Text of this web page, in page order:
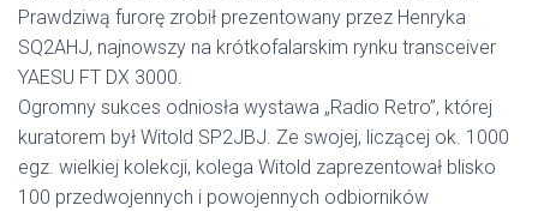
Prawdziwą furorę zrobił prezentowany przez Henryka
SQ2AHJ, najnowszy na krótkofalarskim rynku transceiver
YAESU FT DX 3000.
Ogromny sukces odniosła wystawa „Radio Retro”, której
kuratorem był Witold SP2JBJ. Ze swojej, liczącej ok. 1000
egz. wielkiej kolekcji, kolega Witold zaprezentował blisko
100 przedwojennych i powojennych odbiorników